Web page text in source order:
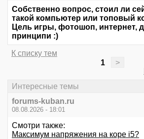
Собственно вопрос, стоил ли
такой компьютер или топовый
Цель игры, фотошоп, интернет,
принципи :)
К списку тем
1
>
Интересные темы
forums-kuban.ru
08.08.2026 - 18:01
Смотри также:
Максимум напряжения на коре i5?